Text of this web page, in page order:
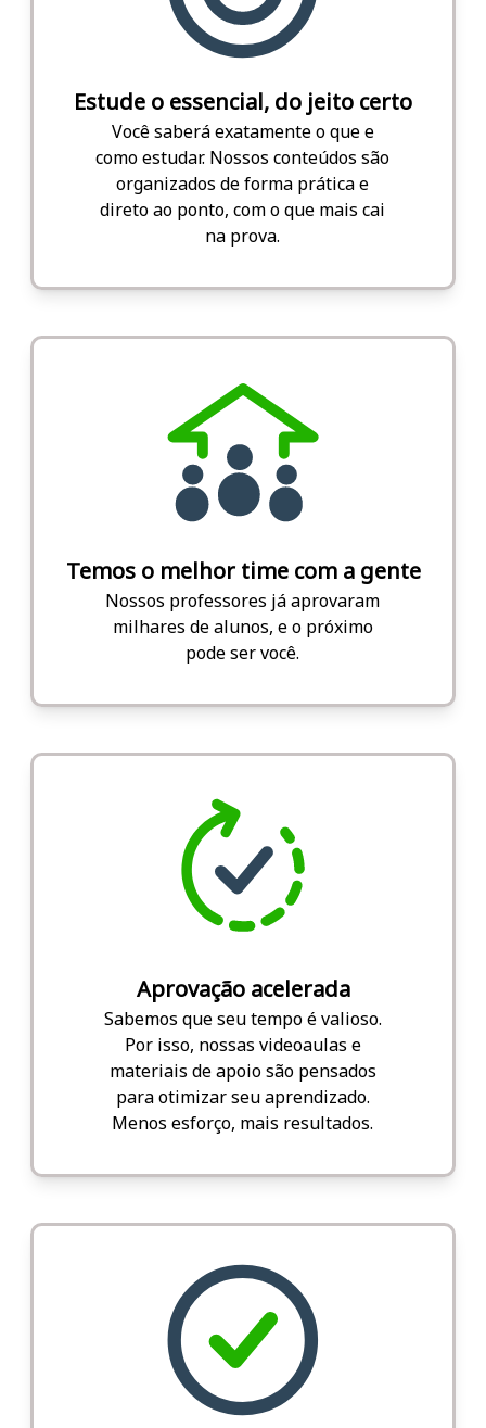
Estude o essencial, do jeito certo
Você saberá exatamente o que e
como estudar. Nossos conteúdos são
organizados de forma prática e
direto ao ponto, com o que mais cai
na prova.
Temos o melhor time com a gente
Nossos professores já aprovaram
milhares de alunos, e o próximo
pode ser você.
Aprovação acelerada
Sabemos que seu tempo é valioso.
Por isso, nossas videoaulas e
materiais de apoio são pensados
para otimizar seu aprendizado.
Menos esforço, mais resultados.